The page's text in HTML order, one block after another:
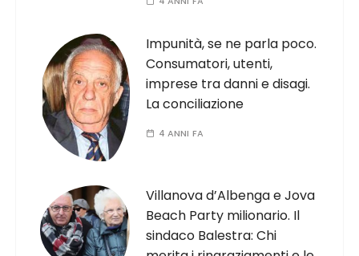
Impunità, se ne parla poco.
Consumatori, utenti,
imprese tra danni e disagi.
La conciliazione
4 ANNI FA
Villanova d’Albenga e Jova
Beach Party milionario. Il
sindaco Balestra: Chi